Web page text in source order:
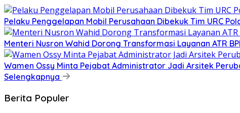
​Pelaku Penggelapan Mobil Perusahaan Dibekuk Tim URC
​Menteri Nusron Wahid Dorong Transformasi Layanan ATR
Wamen Ossy Minta Pejabat Administrator Jadi Arsitek
Selengkapnya
Berita Populer